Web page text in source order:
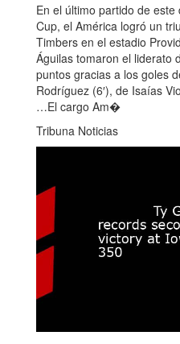
En el último partido de
Cup, el América logró un
Timbers en el estadio
Águilas tomaron el liderato
puntos gracias a los goles
Rodríguez (6′), de Isaías
…El cargo Am�
Tribuna Noticias